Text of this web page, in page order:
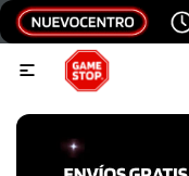

Menu Escribinos